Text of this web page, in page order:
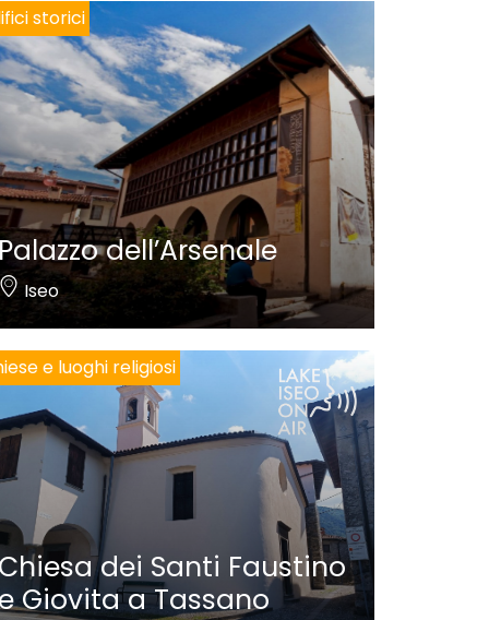
storici
Palazzo dell’Arsenale
Iseo
e luoghi religiosi
Chiesa dei Santi Faustino
Giovita a Tassano